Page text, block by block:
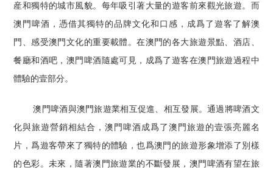
産和獨特的城市風貌。每年吸引著大量的遊客前來觀光旅遊。而
澳門啤酒，憑借其獨特的品牌文化和口感，成爲了遊客了解澳
門、感受澳門文化的重要載體。在澳門的各大旅遊景點、酒店、
餐廳和酒吧，澳門啤酒隨處可見，成爲了遊客在澳門旅遊過程中
體驗的壹部分。
澳門啤酒與澳門旅遊業相互促進、相互發展。通過將啤酒文
化與旅遊營銷相結合，澳門啤酒成爲了澳門旅遊的壹張亮麗名
片，爲遊客帶來了獨特的體驗，也爲澳門的旅遊形象增添了別樣
的色彩。未來，隨著澳門旅遊業的不斷發展，澳門啤酒有望在旅